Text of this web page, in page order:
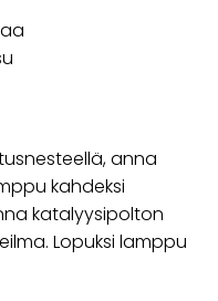
anna
kahdeksi
katalyysipolton
Lopuksi lamppu